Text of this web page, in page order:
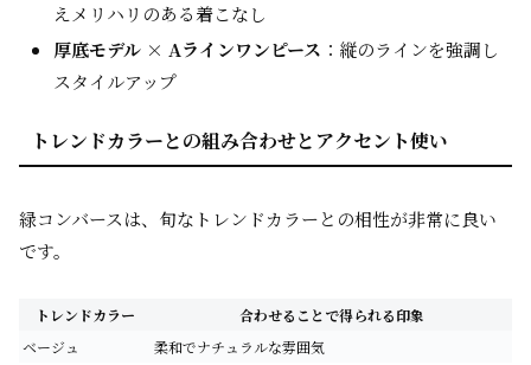
えメリハリのある着こなし
厚底モデル × Aラインワンピース ：縦のラインを強調し
スタイルアップ
トレンドカラーとの組み合わせとアクセント使い
緑コンバースは、旬なトレンドカラーとの相性が非常に良い
です。
トレンドカラー
合わせることで得られる印象
ベージュ
柔和でナチュラルな雰囲気